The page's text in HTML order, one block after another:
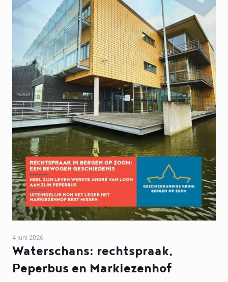
Waterschans: rechtspraak,
Peperbus en Markiezenhof
4 juni 2026